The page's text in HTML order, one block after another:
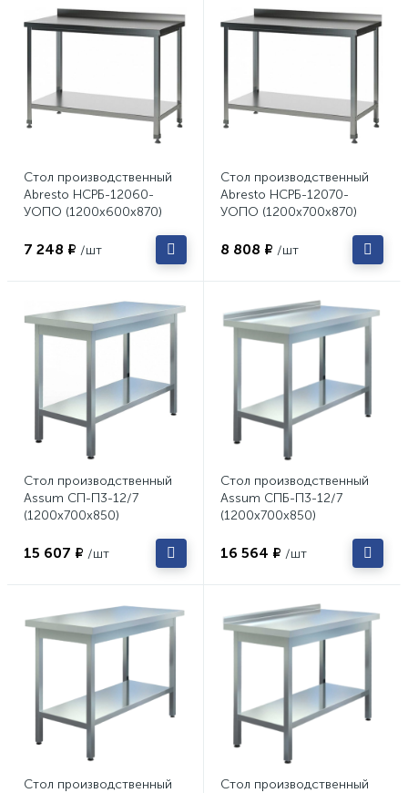
Стол производственный
Abresto НСРБ-12060-
УОПО (1200х600х870)
7 248 ₽ /шт
Стол производственный
Abresto НСРБ-12070-
УОПО (1200х700х870)
8 808 ₽ /шт
Стол производственный
Assum СП-П3-12/7
(1200х700х850)
15 607 ₽ /шт
Стол производственный
Assum СПБ-П3-12/7
(1200х700х850)
16 564 ₽ /шт
Стол производственный
Стол производственный